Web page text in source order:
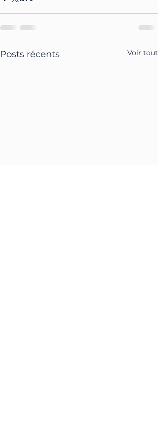
Posts récents Voir tout